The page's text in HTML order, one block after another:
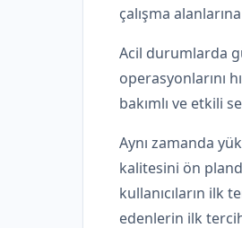
çalışma
Acil durumlarda
operasyonlarını
bakımlı ve etkili
Aynı zamanda
kalitesini ön
kullanıcıların ilk
edenlerin ilk